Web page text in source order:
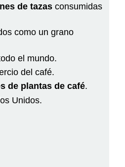
de tazasconsumidas
como un grano
el mundo.
del café.
de plantas de café.
Unidos.